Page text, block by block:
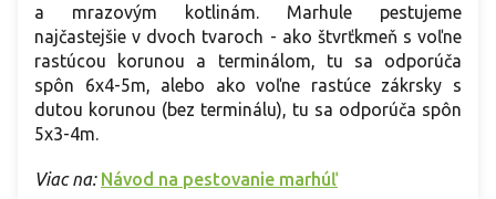
a mrazovým kotlinám. Marhule pestujeme
najčastejšie v dvoch tvaroch - ako štvrťkmeň s voľne
rastúcou korunou a terminálom, tu sa odporúča
spôn 6x4-5m, alebo ako voľne rastúce zákrsky s
dutou korunou (bez terminálu), tu sa odporúča spôn
5x3-4m.
Viac na: Návod na pestovanie marhúľ